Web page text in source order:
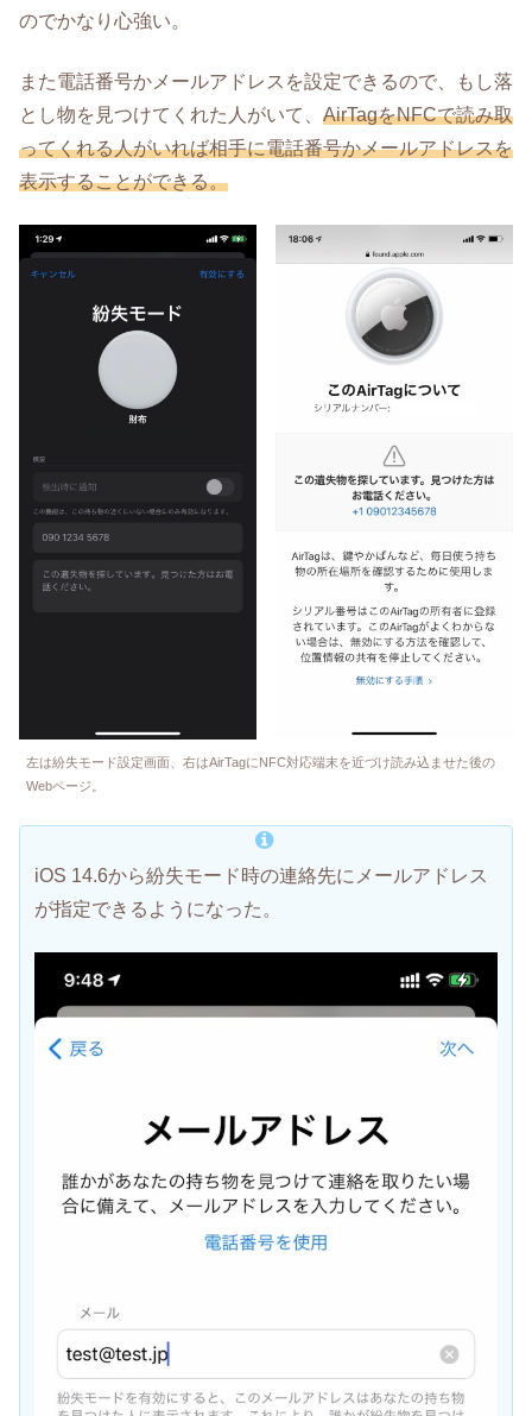
のでかなり心強い。
また電話番号かメールアドレスを設定できるので、もし落
とし物を見つけてくれた人がいて、 AirTagをNFCで読み取
ってくれる人がいれば相手に電話番号かメールアドレスを
表示することができる。
左は紛失モード設定画面、右はAirTagにNFC対応端末を近づけ読み込ませた後の
Webページ。
iOS 14.6から紛失モード時の連絡先にメールアドレス
が指定できるようになった。